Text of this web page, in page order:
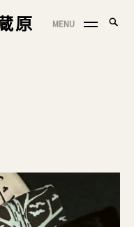
原
MENU